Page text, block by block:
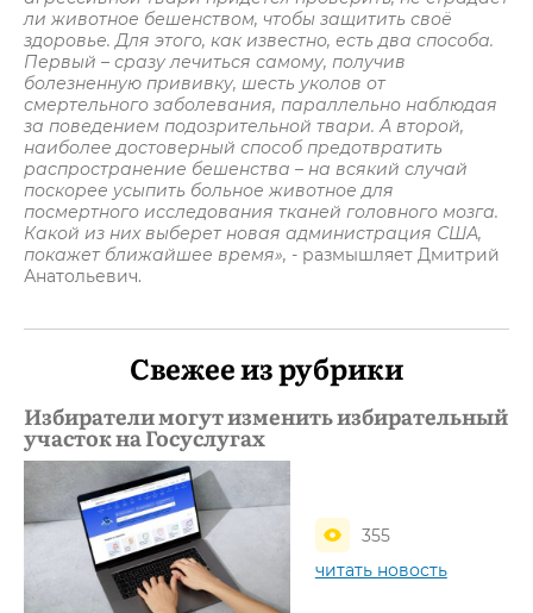
ли животное бешенством, чтобы защитить своё
здоровье. Для этого, как известно, есть два способа.
Первый – сразу лечиться самому, получив
болезненную прививку, шесть уколов от
смертельного заболевания, параллельно наблюдая
за поведением подозрительной твари. А второй,
наиболее достоверный способ предотвратить
распространение бешенства – на всякий случай
поскорее усыпить больное животное для
посмертного исследования тканей головного мозга.
Какой из них выберет новая администрация США,
покажет ближайшее время», - размышляет Дмитрий
Анатольевич.
Свежее из рубрики
Избиратели могут изменить избирательный
участок на Госуслугах
355
читать новость